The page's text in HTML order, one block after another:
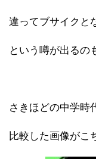
違ってブサイクと
という噂が出るの
さきほどの中学時
比較した画像がこ